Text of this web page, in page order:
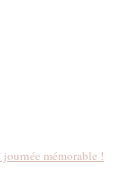
mémorable !